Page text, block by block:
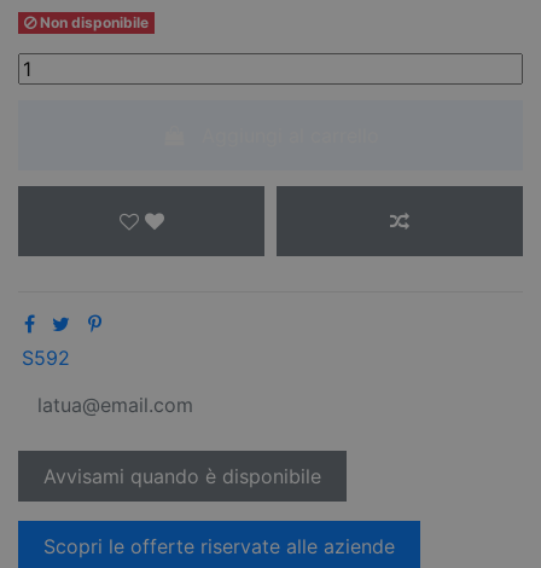
Non disponibile
S592
Scopri le offerte riservate alle aziende